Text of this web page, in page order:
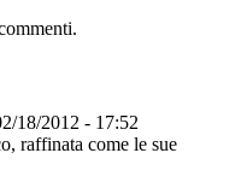
18/2012 - 17:52
raffinata come le sue